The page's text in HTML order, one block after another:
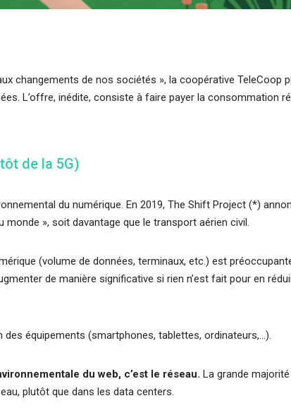
changements de nos sociétés », la coopérative TeleCoop
L’offre, inédite, consiste à faire payer la consommation
de la 5G)
du numérique. En 2019, The Shift Project (*)
», soit davantage que le transport aérien civil.
(volume de données, terminaux, etc.) est
de manière significative si rien n’est fait pour en
équipements (smartphones, tablettes, ordinateurs,…).
du web, c’est le réseau. La grande
plutôt que dans les data centers.